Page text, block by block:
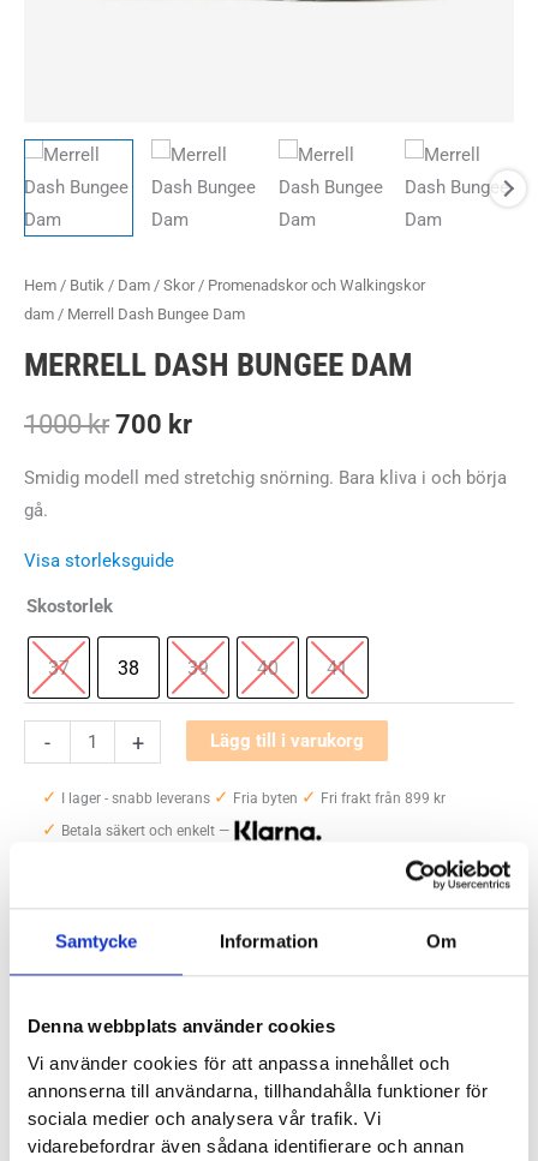
Samtycke Information Om
Denna webbplats använder cookies
Vi använder cookies för att anpassa innehållet och
annonserna till användarna, tillhandahålla funktioner för
sociala medier och analysera vår trafik. Vi
vidarebefordrar även sådana identifierare och annan
Hem / Butik / Dam / Skor/ Promenadskor och Walkingskor
dam / Merrell Dash Bungee Dam
MERRELL DASH BUNGEE DAM
1000kr Det
ursprungliga
var:
700 krDet
nuvarande
Smidig modell med stretchig snörning. Bara kliva i och börja
gå.
Visa storleksguide
Skostorlek
37 38 39 40 41
-
Dash
Bungee
Dam
+ Lägg till i varukorg
✓ I lager - snabb leverans ✓ Fria byten ✓ Fri frakt från 899 kr
✓ Betala säkert och enkelt —
Artikelnr:5266
Kategorier:Outlet
Promenadskor och Walkingskor dam
Produktegenskaper
På Merrell Dash Bungee är snörningen stretchig vilket gör att